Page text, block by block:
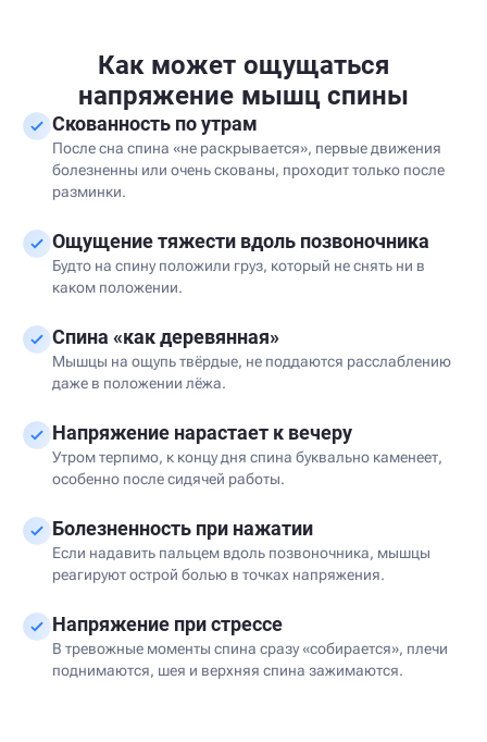
Как может ощущаться
напряжение мышц спины
Скованность по утрам
После сна спина «не раскрывается», первые движения
болезненны или очень скованы, проходит только после
разминки.
Ощущение тяжести вдоль позвоночника
Будто на спину положили груз, который не снять ни в
каком положении.
Спина «как деревянная»
Мышцы на ощупь твёрдые, не поддаются расслаблению
даже в положении лёжа.
Напряжение нарастает к вечеру
Утром терпимо, к концу дня спина буквально каменеет,
особенно после сидячей работы.
Болезненность при нажатии
Если надавить пальцем вдоль позвоночника, мышцы
реагируют острой болью в точках напряжения.
Напряжение при стрессе
В тревожные моменты спина сразу «собирается», плечи
поднимаются, шея и верхняя спина зажимаются.